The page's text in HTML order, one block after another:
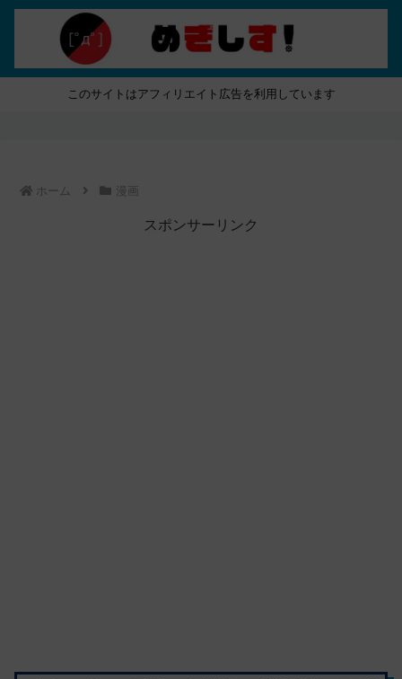
このサイトはアフィリエイト広告を利用しています
ホーム 漫画
スポンサーリンク